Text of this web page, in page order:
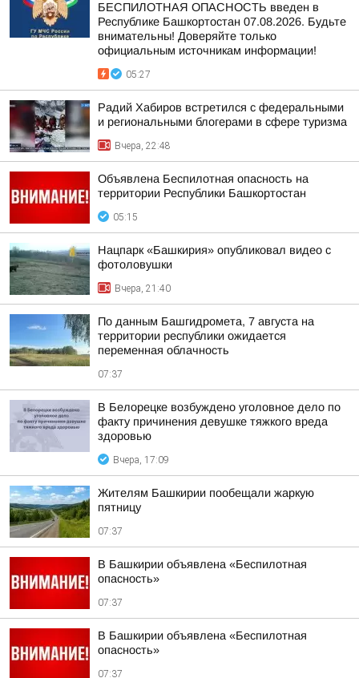
БЕСПИЛОТНАЯ ОПАСНОСТЬ введен в
Республике Башкортостан 07.08.2026. Будьте
внимательны! Доверяйте только
официальным источникам информации!
05:27
Радий Хабиров встретился с федеральными
и региональными блогерами в сфере туризма
Вчера, 22:48
Объявлена Беспилотная опасность на
территории Республики Башкортостан
05:15
Нацпарк «Башкирия» опубликовал видео с
фотоловушки
Вчера, 21:40
По данным Башгидромета, 7 августа на
территории республики ожидается
переменная облачность
07:37
В Белорецке возбуждено уголовное дело по
факту причинения девушке тяжкого вреда
здоровью
Вчера, 17:09
Жителям Башкирии пообещали жаркую
пятницу
07:37
В Башкирии объявлена «Беспилотная
опасность»
07:37
В Башкирии объявлена «Беспилотная
опасность»
07:37